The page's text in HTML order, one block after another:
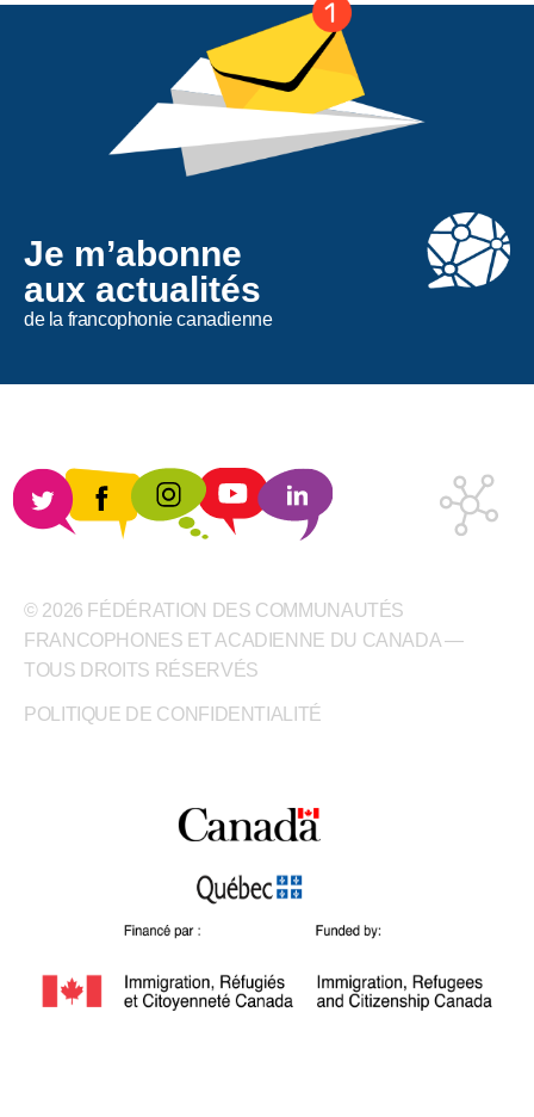
Je m’abonne
aux actualités
de la francophonie canadienne
© 2026 FÉDÉRATION DES COMMUNAUTÉS
FRANCOPHONES ET ACADIENNE DU CANADA —
TOUS DROITS RÉSERVÉS
POLITIQUE DE CONFIDENTIALITÉ